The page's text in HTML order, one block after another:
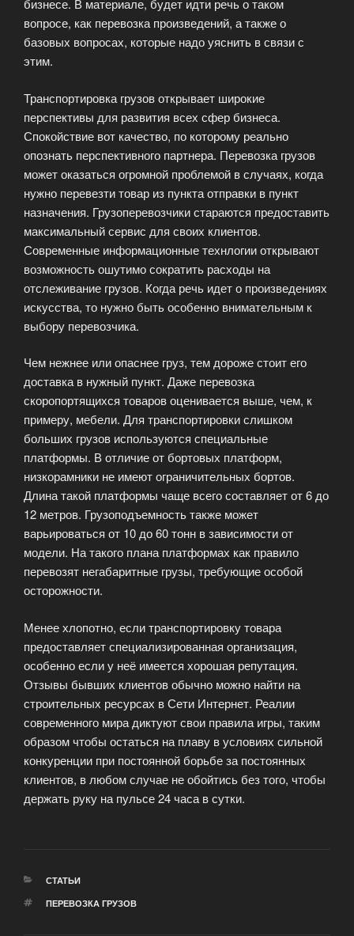
бизнесе. В материале, будет идти речь о таком
вопросе, как перевозка произведений, а также о
базовых вопросах, которые надо уяснить в связи с
этим.
Транспортировка грузов открывает широкие
перспективы для развития всех сфер бизнеса.
Спокойствие вот качество, по которому реально
опознать перспективного партнера. Перевозка грузов
может оказаться огромной проблемой в случаях, когда
нужно перевезти товар из пункта отправки в пункт
назначения. Грузоперевозчики стараются предоставить
максимальный сервис для своих клиентов.
Современные информационные технлогии открывают
возможность ошутимо сократить расходы на
отслеживание грузов. Когда речь идет о произведениях
искусства, то нужно быть особенно внимательным к
выбору перевозчика.
Чем нежнее или опаснее груз, тем дороже стоит его
доставка в нужный пункт. Даже перевозка
скоропортящихся товаров оценивается выше, чем, к
примеру, мебели. Для транспортировки слишком
больших грузов используются специальные
платформы. В отличие от бортовых платформ,
низкорамники не имеют ограничительных бортов.
Длина такой платформы чаще всего составляет от 6 до
12 метров. Грузоподъемность также может
варьироваться от 10 до 60 тонн в зависимости от
модели. На такого плана платформах как правило
перевозят негабаритные грузы, требующие особой
осторожности.
Менее хлопотно, если транспортировку товара
предоставляет специализированная организация,
особенно если у неё имеется хорошая репутация.
Отзывы бывших клиентов обычно можно найти на
строительных ресурсах в Сети Интернет. Реалии
современного мира диктуют свои правила игры, таким
образом чтобы остаться на плаву в условиях сильной
конкуренции при постоянной борьбе за постоянных
клиентов, в любом случае не обойтись без того, чтобы
держать руку на пульсе 24 часа в сутки.
РУБРИКИ
СТАТЬИ
МЕТКИ
ПЕРЕВОЗКА ГРУЗОВ